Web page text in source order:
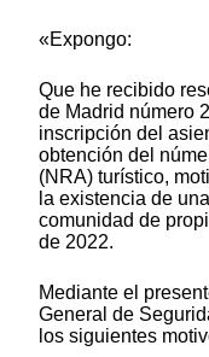
«Expongo:
Que he recibido
de Madrid número
inscripción del
obtención del
(NRA) turístico,
la existencia de
comunidad de
de 2022.
Mediante el
General de
los siguientes